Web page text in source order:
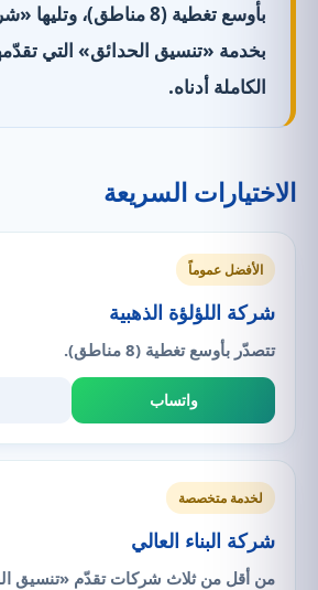
بأوسع تغطية (8 مناطق)،
بخدمة «تنسيق الحدائق» التي
الكاملة أدناه.
الاختيارات السريعة
الأفضل عموماً
شركة اللؤلؤة الذهبية
تتصدّر بأوسع تغطية (8 مناطق).
واتساب
لخدمة متخصصة
شركة البناء العالي
من أقل من ثلاث شركات تقدّم «تنسيق